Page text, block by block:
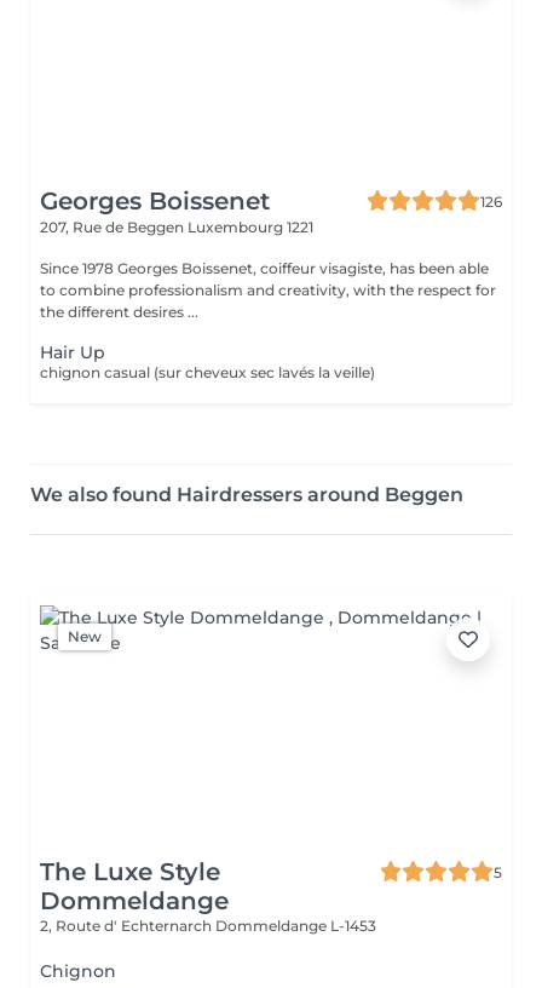
Georges Boissenet
126
207, Rue de Beggen Luxembourg 1221
Since 1978 Georges Boissenet, coiffeur visagiste, has been able
to combine professionalism and creativity, with the respect for
the different desires ...
Hair Up
chignon casual (sur cheveux sec lavés la veille)
We also found Hairdressers around Beggen
New
The Luxe Style
Dommeldange
5
2, Route d' Echternarch Dommeldange L-1453
Chignon